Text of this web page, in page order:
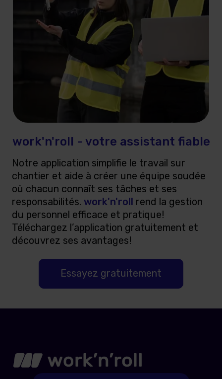
work'n'roll - votre assistant fiable
Notre application simplifie le travail sur
chantier et aide à créer une équipe soudée
où chacun connaît ses tâches et ses
responsabilités. work'n'roll rend la gestion
du personnel efficace et pratique!
Téléchargez l’application gratuitement et
découvrez ses avantages!
Essayez gratuitement